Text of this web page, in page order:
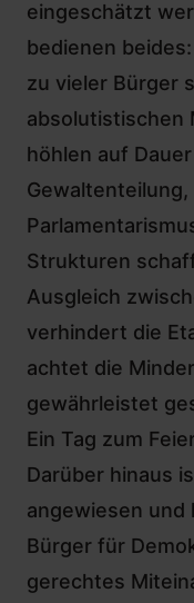
eingeschätzt
bedienen
zu vieler Bürger
absolutistischen
höhlen auf
Strukturen
Ausgleich
verhindert die
achtet die
gewährleistet
Ein Tag zum
Darüber hinaus
angewiesen und
Bürger für
gerechtes